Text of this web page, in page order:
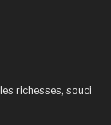
richesses, souci